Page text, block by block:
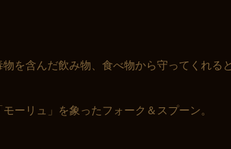
物を含んだ飲み物、食べ物から守ってくれる
モーリュ」を象ったフォーク＆スプーン。